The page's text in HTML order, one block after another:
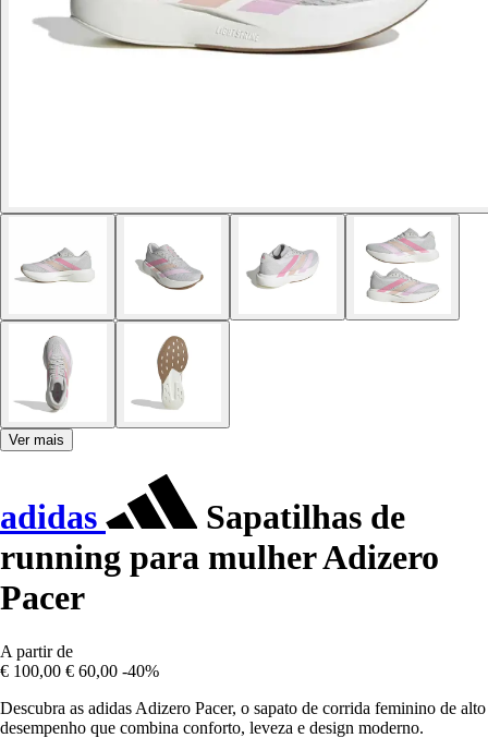
Ver mais
adidas
Sapatilhas de
running para mulher Adizero
Pacer
A partir de
€ 100,00 € 60,00 -40%
Descubra as adidas Adizero Pacer, o sapato de corrida feminino de alto
desempenho que combina conforto, leveza e design moderno.